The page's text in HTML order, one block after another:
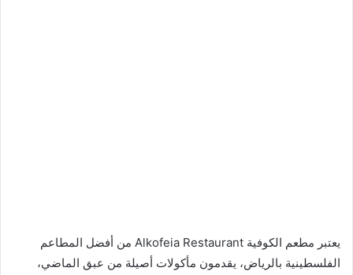
يعتبر مطعم الكوفية Alkofeia Restaurant من أفضل المطاعم
الفلسطينية بالرياض، يقدمون مأكولات أصيلة من عبق الماضي،